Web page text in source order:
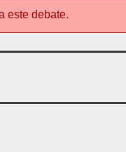
este debate.